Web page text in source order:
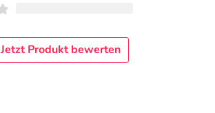
Jetzt Produkt bewerten